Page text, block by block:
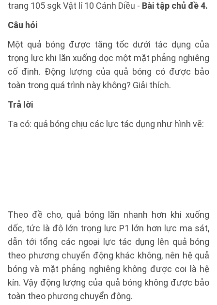
trang 105 sgk Vật lí 10 Cánh Diều - Bài tập chủ đề 4.
Câu hỏi
Một quả bóng được tăng tốc dưới tác dụng của
trọng lực khi lăn xuống dọc một mặt phẳng nghiêng
cố định. Động lượng của quả bóng có được bảo
toàn trong quá trình này không? Giải thích.
Trả lời
Ta có: quả bóng chịu các lực tác dụng như hình vẽ:
Theo đề cho, quả bóng lăn nhanh hơn khi xuống
dốc, tức là độ lớn trọng lực P1 lớn hơn lực ma sát,
dẫn tới tổng các ngoại lực tác dụng lên quả bóng
theo phương chuyển động khác không, nên hệ quả
bóng và mặt phẳng nghiêng không được coi là hệ
kín. Vậy động lượng của quả bóng không được bảo
toàn theo phương chuyển động.